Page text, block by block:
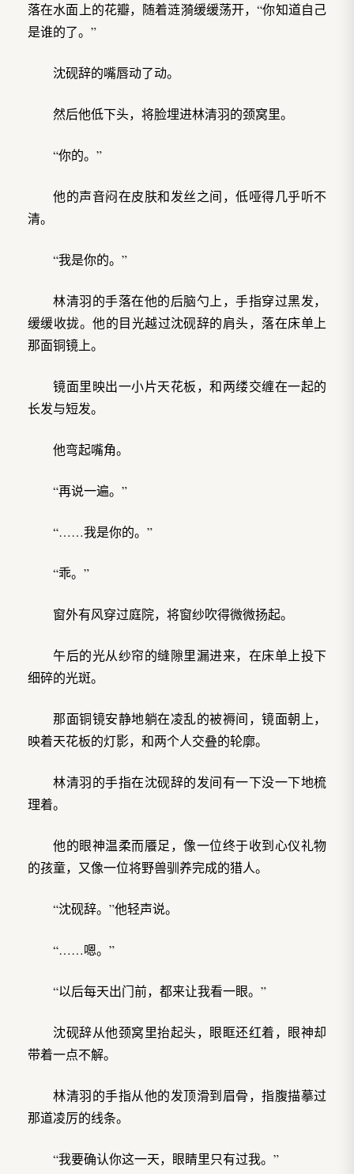
落在水面上的花瓣，随着涟漪缓缓荡开，“你知道自己
是谁的了。”
沈砚辞的嘴唇动了动。
然后他低下头，将脸埋进林清羽的颈窝里。
“你的。”
他的声音闷在皮肤和发丝之间，低哑得几乎听不
清。
“我是你的。”
林清羽的手落在他的后脑勺上，手指穿过黑发，
缓缓收拢。他的目光越过沈砚辞的肩头，落在床单上
那面铜镜上。
镜面里映出一小片天花板，和两缕交缠在一起的
长发与短发。
他弯起嘴角。
“再说一遍。”
“……我是你的。”
“乖。”
窗外有风穿过庭院，将窗纱吹得微微扬起。
午后的光从纱帘的缝隙里漏进来，在床单上投下
细碎的光斑。
那面铜镜安静地躺在凌乱的被褥间，镜面朝上，
映着天花板的灯影，和两个人交叠的轮廓。
林清羽的手指在沈砚辞的发间有一下没一下地梳
理着。
他的眼神温柔而餍足，像一位终于收到心仪礼物
的孩童，又像一位将野兽驯养完成的猎人。
“沈砚辞。”他轻声说。
“……嗯。”
“以后每天出门前，都来让我看一眼。”
沈砚辞从他颈窝里抬起头，眼眶还红着，眼神却
带着一点不解。
林清羽的手指从他的发顶滑到眉骨，指腹描摹过
那道凌厉的线条。
“我要确认你这一天，眼睛里只有过我。”